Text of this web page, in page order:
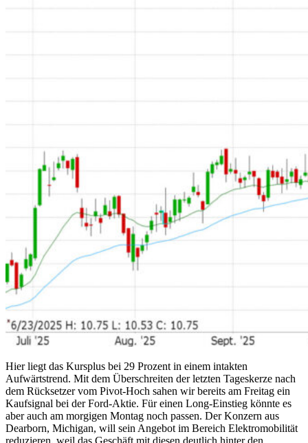
Hier liegt das Kursplus bei 29 Prozent in einem intakten
Aufwärtstrend. Mit dem Überschreiten der letzten Tageskerze nach
dem Rücksetzer vom Pivot-Hoch sahen wir bereits am Freitag ein
Kaufsignal bei der Ford-Aktie. Für einen Long-Einstieg könnte es
aber auch am morgigen Montag noch passen. Der Konzern aus
Dearborn, Michigan, will sein Angebot im Bereich Elektromobilität